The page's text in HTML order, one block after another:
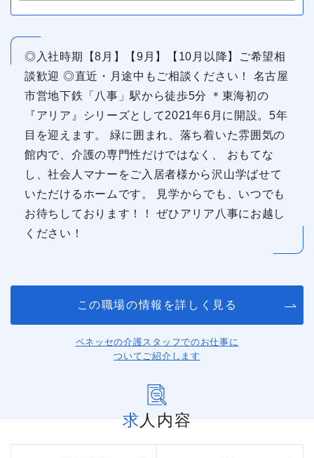
◎入社時期【8月】【9月】【10月以降】ご希望相
談歓迎 ◎直近・月途中もご相談ください！ 名古屋
市営地下鉄「八事」駅から徒歩5分 ＊東海初の
『アリア』シリーズとして2021年6月に開設。5年
目を迎えます。 緑に囲まれ、落ち着いた雰囲気の
館内で、介護の専門性だけではなく、 おもてな
し、社会人マナーをご入居者様から沢山学ばせて
いただけるホームです。 見学からでも、いつでも
お待ちしております！！ ぜひアリア八事にお越し
ください！
この職場の情報を詳しく見る
ベネッセの介護スタッフでのお仕事に
ついてご紹介します
求人内容